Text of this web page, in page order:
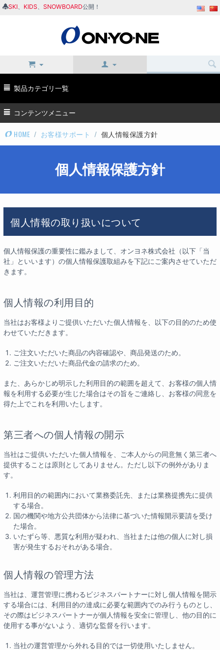
SKI KIDS SNOWBOARD公開！
製品カテゴリ一覧
コンテンツメニュー
HOME / お客様サポート / 個人情報保護方針
個人情報保護方針
個人情報の取り扱いについて
個人情報保護の重要性に鑑みまして、オンヨネ株式会社（以下「当
社」といいます）の個人情報保護取組みを下記にご案内させていただ
きます。
個人情報の利用目的
当社はお客様よりご提供いただいた個人情報を、以下の目的のため使
わせていただきます。
ご注文いただいた商品の内容確認や、商品発送のため。
ご注文いただいた商品代金の請求のため。
また、あらかじめ明示した利用目的の範囲を超えて、お客様の個人情
報を利用する必要が生じた場合はその旨をご連絡し、お客様の同意を
得た上でこれを利用いたします。
第三者への個人情報の開示
当社はご提供いただいた個人情報を、ご本人からの同意無く第三者へ
提供することは原則としてありません。ただし以下の例外がありま
す。
利用目的の範囲内において業務委託先、または業務提携先に提供
する場合。
国の機関や地方公共団体から法律に基づいた情報開示要請を受け
た場合。
いたずら等、悪質な利用が疑われ、当社または他の個人に対し損
害が発生するおそれがある場合。
個人情報の管理方法
当社は、運営管理に携わるビジネスパートナーに対し個人情報を開示
する場合には、利用目的の達成に必要な範囲内でのみ行うものとし、
その際はビジネスパートナーが個人情報を安全に管理し、他の目的に
使用する事がないよう、適切な監督を行います。
当社の運営管理から外れる目的では一切使用いたしません。